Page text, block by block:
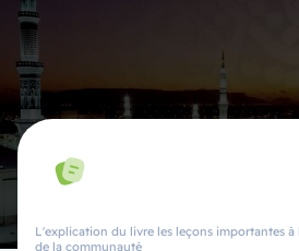
L'explication du livre les leçons importantes à
de la communauté